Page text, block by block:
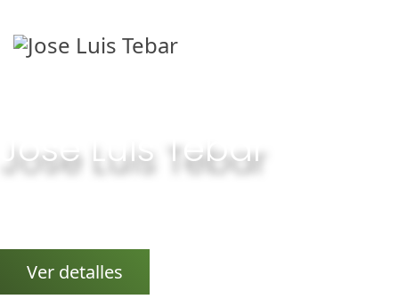
Jose Luis Tebar
Ver detalles